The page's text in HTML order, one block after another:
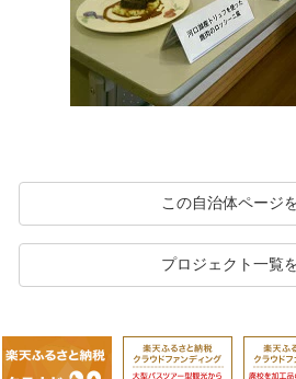
この自治体ページ
プロジェクト一覧